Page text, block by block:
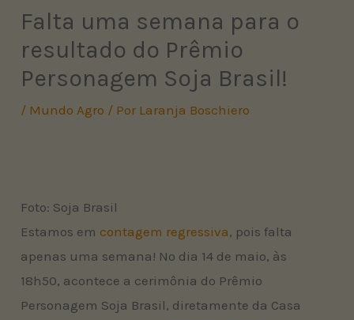
Falta uma semana para o
resultado do Prêmio
Personagem Soja Brasil!
/ Mundo Agro / Por Laranja Boschiero
Foto: Soja Brasil
Estamos em contagem regressiva, pois falta
apenas uma semana! No dia 14 de maio, às
18h50, acontece a cerimônia do Prêmio
Personagem Soja Brasil, diretamente da Casa